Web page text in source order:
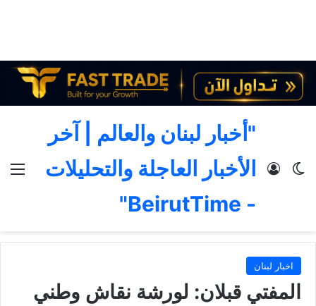
"أخبار لبنان والعالم | آخر
الأخبار العاجلة والتحليلات
- BeirutTime"
الوضع المظلم
تسجيل الدخول
اخبار لبنان
المفتي قبلان: لورشة نقاش وطني